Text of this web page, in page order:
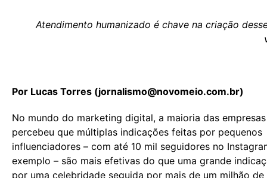
Atendimento humanizado é chave na criação
Por Lucas Torres (jornalismo@novomeio.com.br)
No mundo do marketing digital, a maioria das
percebeu que múltiplas indicações feitas por pequenos
influenciadores – com até 10 mil seguidores no
exemplo – são mais efetivas do que uma grande
por uma celebridade seguida por mais de um milhão de